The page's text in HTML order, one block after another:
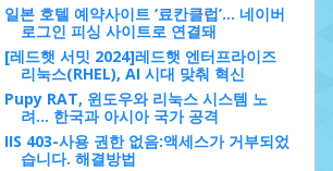
일본 호텔 예약사이트 ‘료칸클럽’... 네이버
로그인 피싱 사이트로 연결돼
[레드햇 서밋 2024]레드햇 엔터프라이즈
리눅스(RHEL), AI 시대 맞춰 혁신
Pupy RAT, 윈도우와 리눅스 시스템 노
려... 한국과 아시아 국가 공격
IIS 403-사용 권한 없음:액세스가 거부되었
습니다. 해결방법